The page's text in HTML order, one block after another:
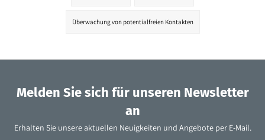
Überwachung von potentialfreien Kontakten
Melden Sie sich für unseren Newsletter
an
Erhalten Sie unsere aktuellen Neuigkeiten und Angebote per E-Mail.